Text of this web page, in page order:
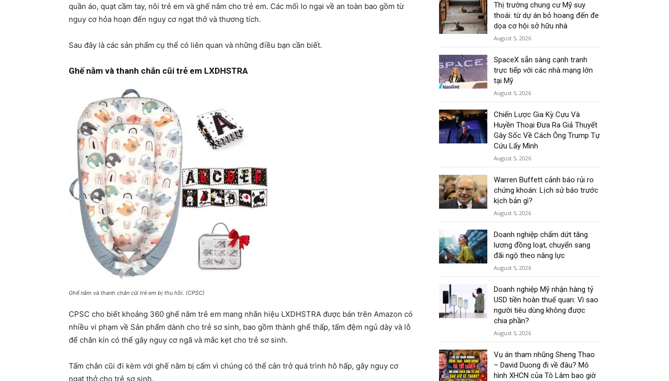
quần áo, quạt cầm tay, nôi trẻ em và ghế nằm cho trẻ em. Các mối lo ngại về an toàn bao gồm từ
nguy cơ hỏa hoạn đến nguy cơ ngạt thở và thương tích.
Sau đây là các sản phẩm cụ thể có liên quan và những điều bạn cần biết.
Ghế nằm và thanh chắn cũi trẻ em LXDHSTRA
Ghế nằm và thanh chắn cũi trẻ em bị thu hồi. (CPSC)
CPSC cho biết khoảng 360 ghế nằm trẻ em mang nhãn hiệu LXDHSTRA được bán trên Amazon có
nhiều vi phạm về Sản phẩm dành cho trẻ sơ sinh, bao gồm thành ghế thấp, tấm đệm ngủ dày và lỗ
để chân kín có thể gây nguy cơ ngã và mắc kẹt cho trẻ sơ sinh.
Tấm chắn cũi đi kèm với ghế nằm bị cấm vì chúng có thể cản trở quá trình hô hấp, gây nguy cơ
ngạt thở cho trẻ sơ sinh.
Thị trường chung cư Mỹ suy
thoái: từ dự án bỏ hoang đến đe
dọa cơ hội sở hữu nhà
August 5, 2026
SpaceX sẵn sàng cạnh tranh
trực tiếp với các nhà mạng lớn
tại Mỹ
August 5, 2026
Chiến Lược Gia Kỳ Cựu Và
Huyền Thoại Đưa Ra Giả Thuyết
Gây Sốc Về Cách Ông Trump Tự
Cứu Lấy Mình
August 5, 2026
Warren Buffett cảnh báo rủi ro
chứng khoán: Lịch sử báo trước
kịch bản gì?
August 5, 2026
Doanh nghiệp chấm dứt tăng
lương đồng loạt, chuyển sang
đãi ngộ theo năng lực
August 5, 2026
Doanh nghiệp Mỹ nhận hàng tỷ
USD tiền hoàn thuế quan: Vì sao
người tiêu dùng không được
chia phần?
August 5, 2026
Vụ án tham nhũng Sheng Thao
– David Duong đi về đâu? Mô
hình XHCN của Tô Lâm bao giờ